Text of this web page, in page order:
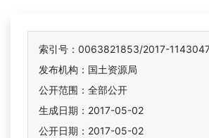
索引号：0063821853/2017-
发布机构：国土资源局
公开范围：全部公开
生成日期：2017-05-02
公开日期：2017-05-02